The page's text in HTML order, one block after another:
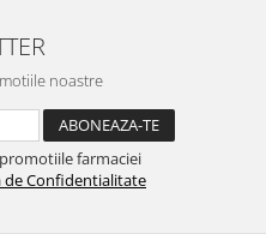
noastre
farmaciei
de Confidentialitate